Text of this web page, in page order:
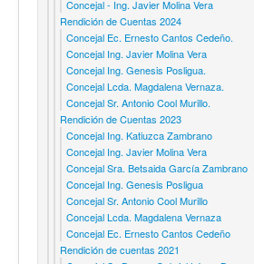
Concejal - Ing. Javier Molina Vera
Rendición de Cuentas 2024
Concejal Ec. Ernesto Cantos Cedeño.
Concejal Ing. Javier Molina Vera
Concejal Ing. Genesis Posligua.
Concejal Lcda. Magdalena Vernaza.
Concejal Sr. Antonio Cool Murillo.
Rendición de Cuentas 2023
Concejal Ing. Katiuzca Zambrano
Concejal Ing. Javier Molina Vera
Concejal Sra. Betsaida García Zambrano
Concejal Ing. Genesis Posligua
Concejal Sr. Antonio Cool Murillo
Concejal Lcda. Magdalena Vernaza
Concejal Ec. Ernesto Cantos Cedeño
Rendición de cuentas 2021